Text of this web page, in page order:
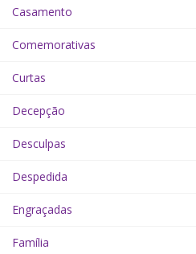
Casamento
Comemorativas
Curtas
Decepção
Desculpas
Despedida
Engraçadas
Família